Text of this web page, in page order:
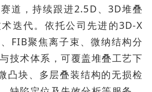
道，持续跟进2.5D、3D堆叠
迭代。依托公司先进的3D-X
FIB聚焦离子束、微纳结构分
技术体系，可覆盖堆叠工艺下
凸块、多层叠装结构的无损检